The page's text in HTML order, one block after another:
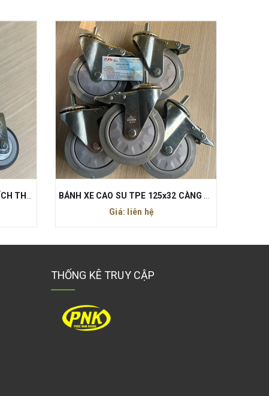
BÁNH XE CAO SU TPE 125x32 CÀNG THÉP XOAY REN M12 CÓ KHÓA
BÁNH XE NHỰA VÀNG 80MM XOAY
Giá: liên hệ
THỐNG KÊ TRUY CẬP